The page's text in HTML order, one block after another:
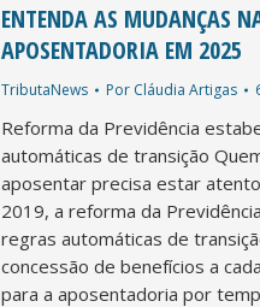
ENTENDA AS MUDANÇAS
APOSENTADORIA EM 2025
TributaNews Por Cláudia Artigas
Reforma da Previdência
automáticas de transição
aposentar precisa estar
2019, a reforma da
regras automáticas de
concessão de benefícios a
para a aposentadoria por